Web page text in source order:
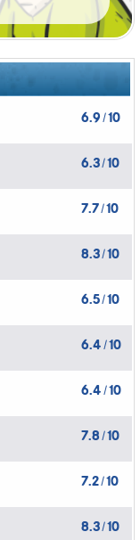
6.9 /10
6.3/10
7.7/10
8.3/10
6.5/10
6.4 /10
6.4 /10
7.8 /10
7.2/10
8.3/10